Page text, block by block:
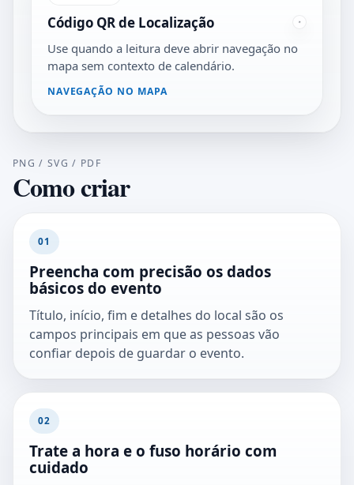
Código QR de Localização
Use quando a leitura deve abrir navegação no
mapa sem contexto de calendário.
NAVEGAÇÃO NO MAPA
PNG / SVG / PDF
Como criar
01
Preencha com precisão os dados
básicos do evento
Título, início, fim e detalhes do local são os
campos principais em que as pessoas vão
confiar depois de guardar o evento.
02
Trate a hora e o fuso horário com
cuidado